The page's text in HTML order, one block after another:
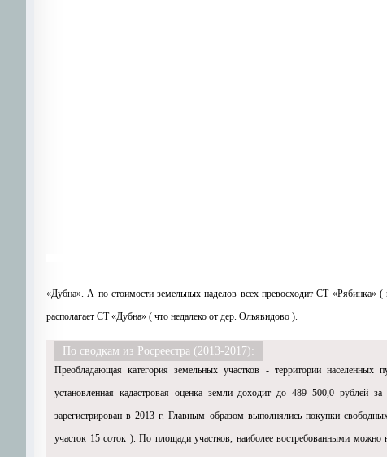
«Дубна». А по стоимости земельных наделов всех превосходит СТ «Рябинка»
располагает СТ «Дубна» ( что недалеко от дер. Ольявидово ).
По сводкам из Росреестра (2013-2017):
Преобладающая категория земельных участков - территории
установленная кадастровая оценка земли доходит до 489 500,0 рублей
зарегистрирован в 2013 г. Главным образом выполнялись покупки
участок 15 соток ). По площади участков, наиболее востребованными